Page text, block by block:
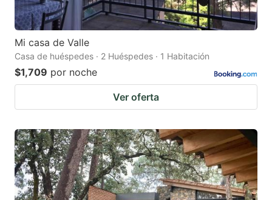
Mi casa de Valle
Casa de huéspedes · 2 Huéspedes · 1 Habitación
$1,709 por noche
Ver oferta